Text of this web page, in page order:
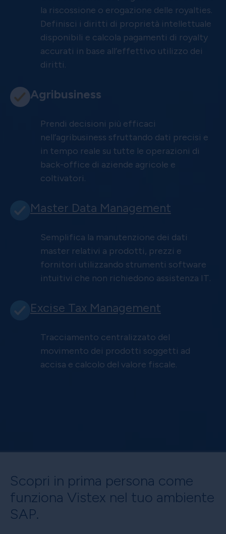
la riscossione o erogazione delle royalties.
Definisci i diritti di proprietà intellettuale
disponibili e calcola pagamenti di royalty
accurati in base all’effettivo utilizzo dei
diritti.
Agribusiness
Prendi decisioni più efficaci
nell’agribusiness sfruttando dati precisi e
in tempo reale su tutte le operazioni di
back-office di aziende agricole e
coltivatori.
Master Data Management
Semplifica la manutenzione dei dati
master relativi a prodotti, prezzi e
fornitori utilizzando strumenti software
intuitivi che non richiedono assistenza IT.
Excise Tax Management
Tracciamento centralizzato del
movimento dei prodotti soggetti ad
accisa e calcolo del valore fiscale.
Scopri in prima persona come
funziona Vistex nel tuo ambiente
SAP.